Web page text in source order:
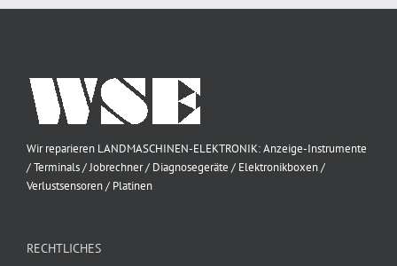
Wir reparieren LANDMASCHINEN-ELEKTRONIK: Anzeige-Instrumente
/ Terminals / Jobrechner / Diagnosegeräte / Elektronikboxen /
Verlustsensoren / Platinen
RECHTLICHES